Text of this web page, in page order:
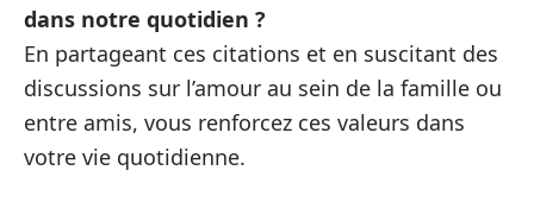
dans notre quotidien ?
En partageant ces citations et en suscitant des
discussions sur l’amour au sein de la famille ou
entre amis, vous renforcez ces valeurs dans
votre vie quotidienne.